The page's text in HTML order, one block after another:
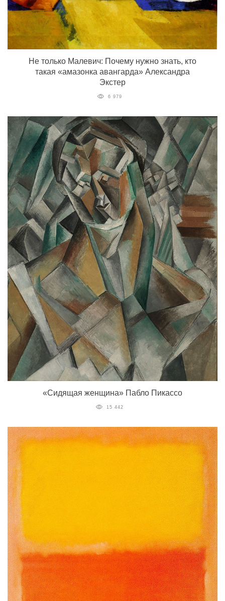
Не только Малевич: Почему нужно знать, кто
такая «амазонка авангарда» Александра
Экстер
6 979
«Сидящая женщина» Пабло Пикассо
15 442